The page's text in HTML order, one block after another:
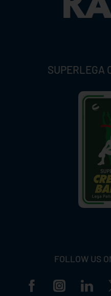
SUPERLEGA
FOLLOW US